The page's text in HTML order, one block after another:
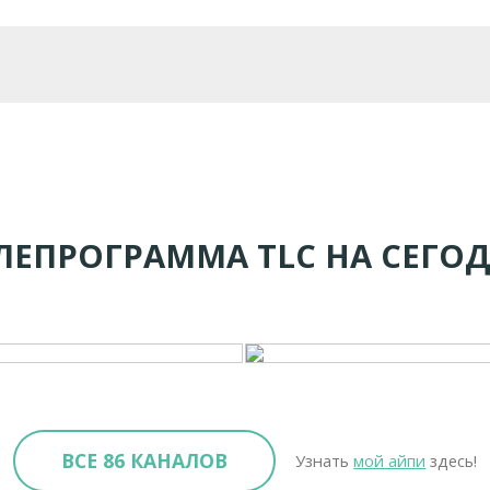
TLC НА
ВСЕ 86 КАНАЛОВ Узнатьмой айпи здесь!